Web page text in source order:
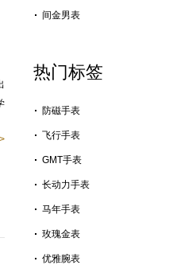
间金男表
热门标签
防磁手表
飞行手表
GMT手表
长动力手表
马年手表
玫瑰金表
优雅腕表